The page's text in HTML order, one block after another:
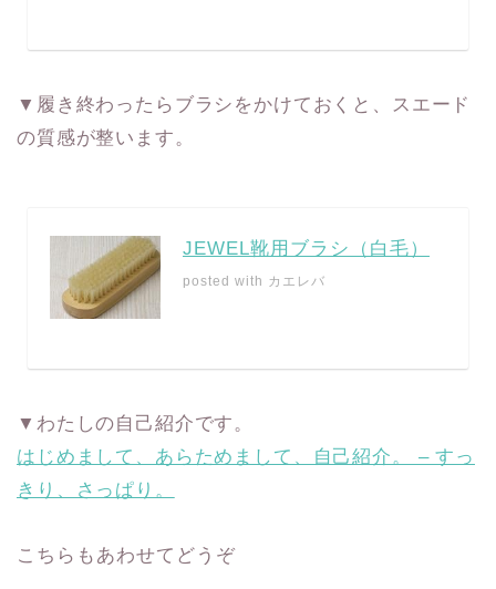
▼履き終わったらブラシをかけておくと、スエード
の質感が整います。
JEWEL靴用ブラシ（白毛）
posted with カエレバ
▼わたしの自己紹介です。
はじめまして、あらためまして、自己紹介。 – すっ
きり、さっぱり。
こちらもあわせてどうぞ